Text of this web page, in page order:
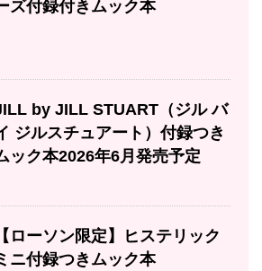
ズ付録付きムック本
by JILL STUART（ジル バ
ジルスチュアート）付録つき
ック本2026年6月発売予定
【ローソン限定】ヒステリック
ニ付録つきムック本